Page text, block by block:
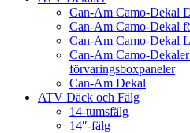
Can-Am Camo-Dekal
Can-Am Camo-Dekal
Can-Am Camo-Dekal
Can-Am Camo-
förvaringsboxpaneler
Can-Am Dekal
ATV Däck och Fälg
14-tumsfälg
14″-fälg